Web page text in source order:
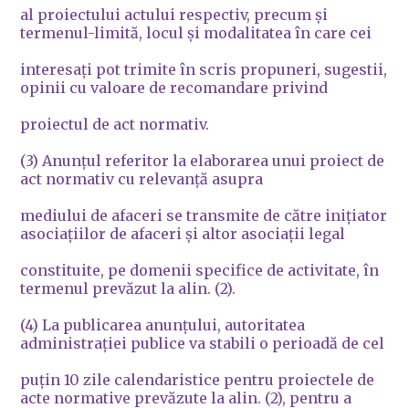
al proiectului actului respectiv, precum şi
termenul-limită, locul şi modalitatea în care cei
interesaţi pot trimite în scris propuneri, sugestii,
opinii cu valoare de recomandare privind
proiectul de act normativ.
(3) Anunţul referitor la elaborarea unui proiect de
act normativ cu relevanţă asupra
mediului de afaceri se transmite de către iniţiator
asociaţiilor de afaceri şi altor asociaţii legal
constituite, pe domenii specifice de activitate, în
termenul prevăzut la alin. (2).
(4) La publicarea anunţului, autoritatea
administraţiei publice va stabili o perioadă de cel
puţin 10 zile calendaristice pentru proiectele de
acte normative prevăzute la alin. (2), pentru a